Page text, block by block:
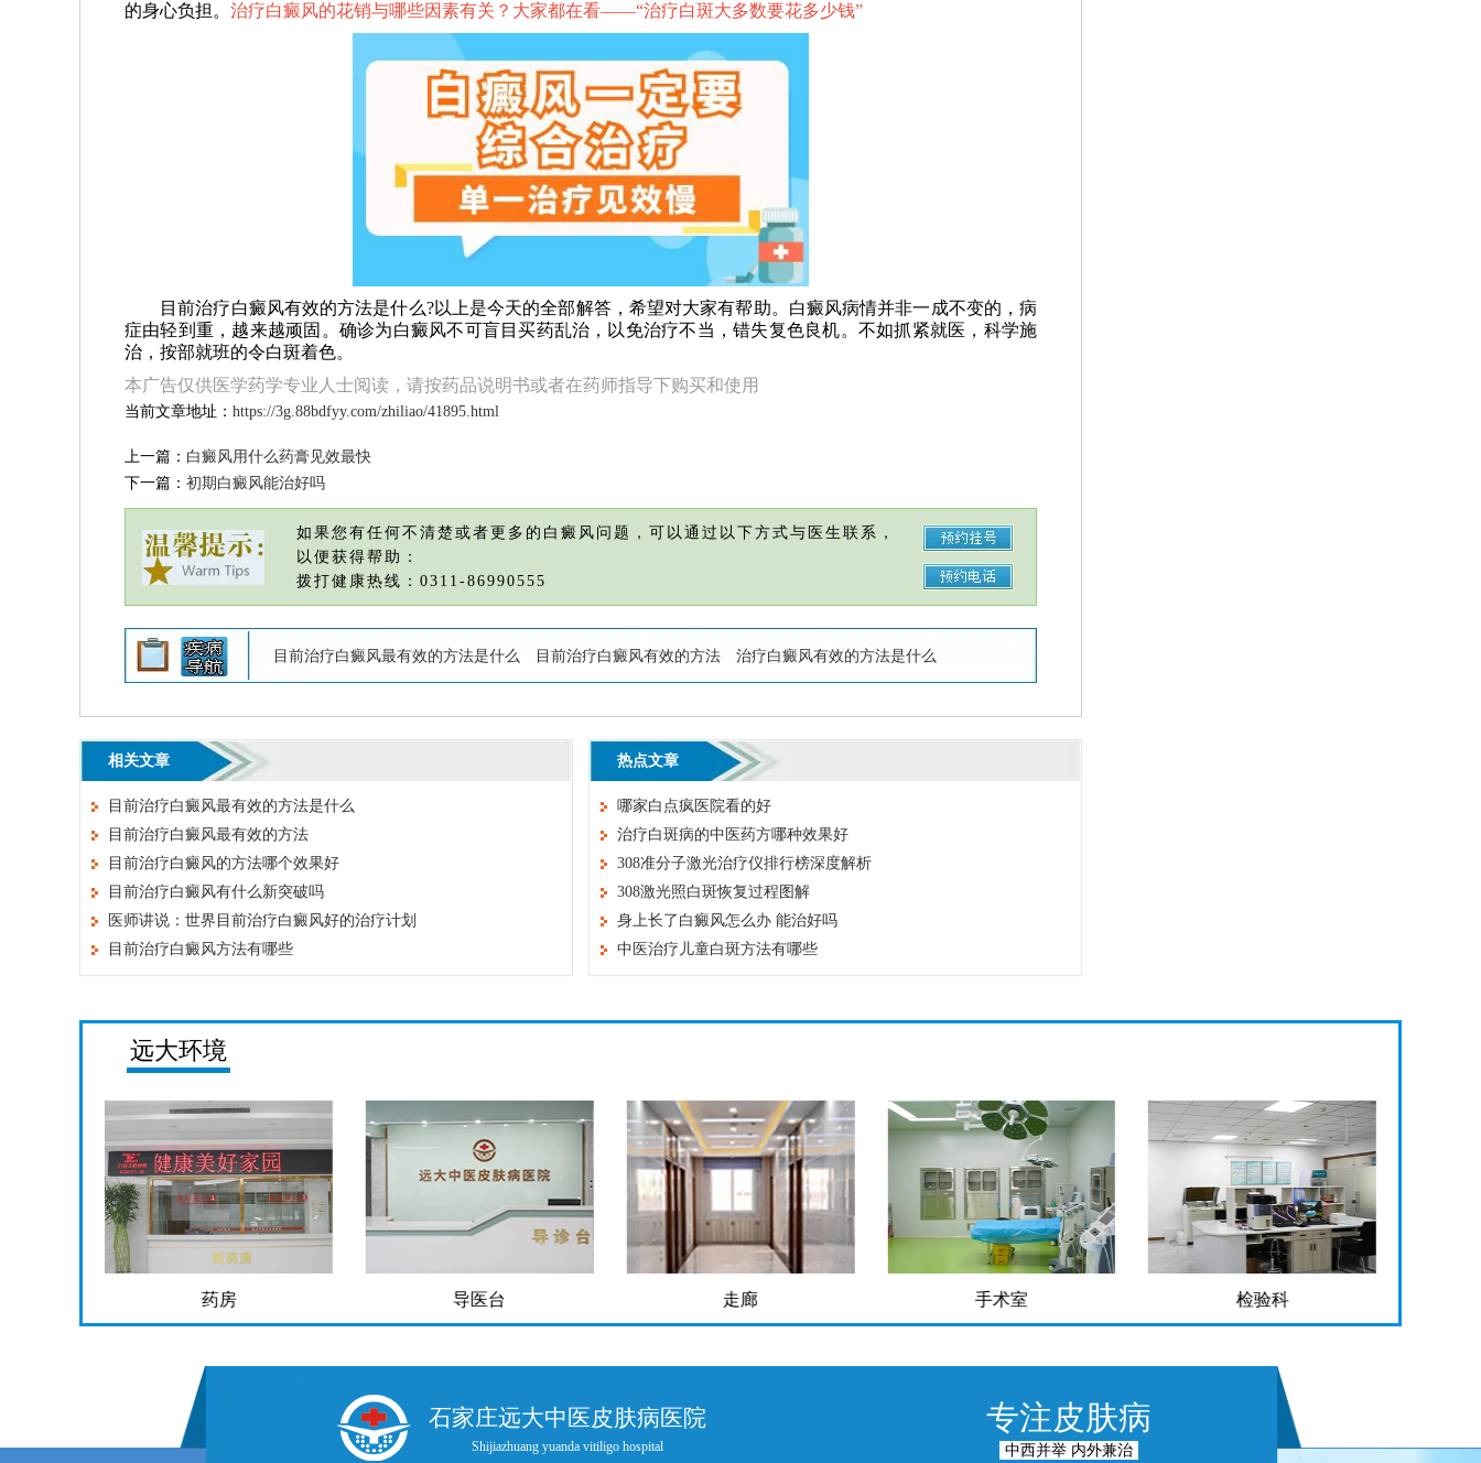
的身心负担。 治疗白癜风的花销与哪些因素有关？大家都在看——“治疗白斑大多数要花多少钱”
目前治疗白癜风有效的方法是什么?以上是今天的全部解答，希望对大家有帮助。白癜风病情并非一成不变的，病
症由轻到重，越来越顽固。确诊为白癜风不可盲目买药乱治，以免治疗不当，错失复色良机。不如抓紧就医，科学施
治，按部就班的令白斑着色。
本广告仅供医学药学专业人士阅读，请按药品说明书或者在药师指导下购买和使用
当前文章地址： https://3g.88bdfyy.com/zhiliao/41895.html
上一篇： 白癜风用什么药膏见效最快
下一篇： 初期白癜风能治好吗
如果您有任何不清楚或者更多的白癜风问题，可以通过以下方式与医生联系，
以便获得帮助：
拨打健康热线：0311-86990555
目前治疗白癜风最有效的方法是什么 目前治疗白癜风有效的方法 治疗白癜风有效的方法是什么
相关文章
目前治疗白癜风最有效的方法是什么
目前治疗白癜风最有效的方法
目前治疗白癜风的方法哪个效果好
目前治疗白癜风有什么新突破吗
医师讲说：世界目前治疗白癜风好的治疗计划
目前治疗白癜风方法有哪些
热点文章
哪家白点疯医院看的好
治疗白斑病的中医药方哪种效果好
308准分子激光治疗仪排行榜深度解析
308激光照白斑恢复过程图解
身上长了白癜风怎么办 能治好吗
中医治疗儿童白斑方法有哪些
远大环境
药房 导医台 走廊 手术室 检验科
石家庄远大中医皮肤病医院
Shijiazhuang yuanda vitiligo hospital
专注皮肤病
中西并举 内外兼治